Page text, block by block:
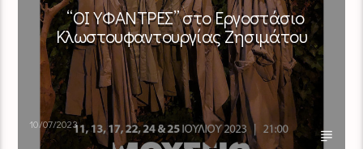
“ΟΙ ΥΦΑΝΤΡΕΣ” στο Εργοστάσιο
Κλωστουφαντουργίας Ζησιμάτου
10/07/2023